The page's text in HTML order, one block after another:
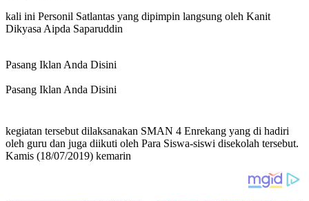
kali ini Personil Satlantas yang dipimpin langsung oleh Kanit
Dikyasa Aipda Saparuddin
Pasang Iklan Anda Disini
Pasang Iklan Anda Disini
kegiatan tersebut dilaksanakan SMAN 4 Enrekang yang di hadiri
oleh guru dan juga diikuti oleh Para Siswa-siswi disekolah tersebut.
Kamis (18/07/2019) kemarin